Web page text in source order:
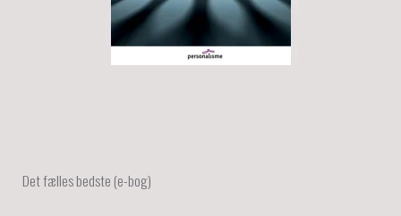
Det fælles bedste (e-bog)